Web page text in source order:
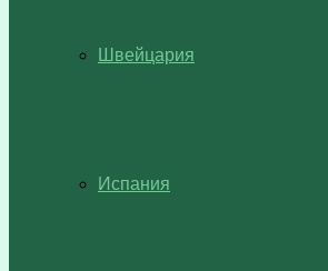
Швейцария
Испания